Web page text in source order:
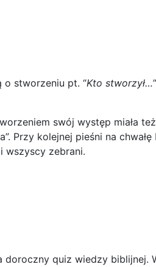
o stworzeniu pt. “Kto stworzył…
swój występ miała
Przy kolejnej pieśni na chwałę
wszyscy zebrani.
doroczny quiz wiedzy biblijnej.